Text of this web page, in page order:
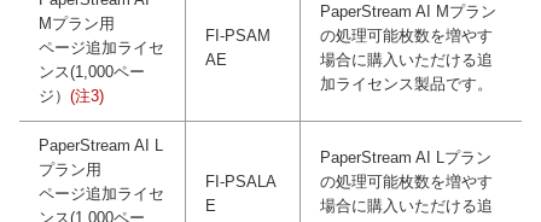
Mプラン用
ページ追加ライセ
ンス(1,000ペー
ジ） (注3)
FI-PSAM
AE
PaperStream AI Mプラン
の処理可能枚数を増やす
場合に購入いただける追
加ライセンス製品です。
PaperStream AI L
プラン用
ページ追加ライセ
ンス(1,000ペー
FI-PSALA
E
PaperStream AI Lプラン
の処理可能枚数を増やす
場合に購入いただける追